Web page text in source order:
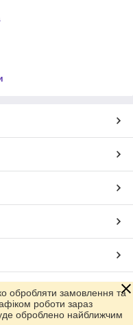
Prom.ua
обробляти замовлення та
роботи зараз
оброблено найближчим